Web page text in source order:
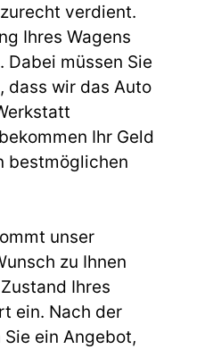
verdient.
Ihres Wagens
Dabei müssen Sie
dass wir das Auto
Ihr Geld
bestmöglichen
unser
zu Ihnen
Ihres
ein. Nach der
ein Angebot,